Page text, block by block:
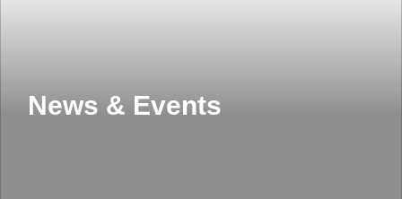
News & Events